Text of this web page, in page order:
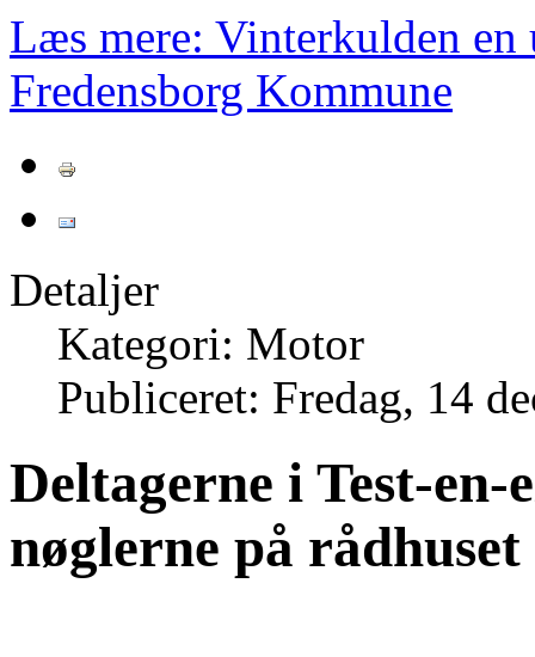
Læs mere: Vinterkulden
Fredensborg Kommune
Detaljer
Kategori: Motor
Publiceret: Fredag, 14
Deltagerne i Test-
nøglerne på rådhuset